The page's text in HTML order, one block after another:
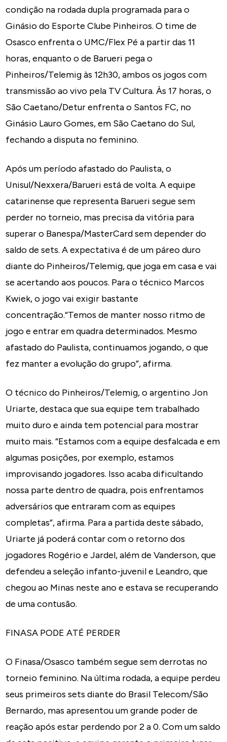
condição na rodada dupla programada para o
Ginásio do Esporte Clube Pinheiros. O time de
Osasco enfrenta o UMC/Flex Pé a partir das 11
horas, enquanto o de Barueri pega o
Pinheiros/Telemig às 12h30, ambos os jogos com
transmissão ao vivo pela TV Cultura. Às 17 horas, o
São Caetano/Detur enfrenta o Santos FC, no
Ginásio Lauro Gomes, em São Caetano do Sul,
fechando a disputa no feminino.
Após um período afastado do Paulista, o
Unisul/Nexxera/Barueri está de volta. A equipe
catarinense que representa Barueri segue sem
perder no torneio, mas precisa da vitória para
superar o Banespa/MasterCard sem depender do
saldo de sets. A expectativa é de um páreo duro
diante do Pinheiros/Telemig, que joga em casa e vai
se acertando aos poucos. Para o técnico Marcos
Kwiek, o jogo vai exigir bastante
concentração.“Temos de manter nosso ritmo de
jogo e entrar em quadra determinados. Mesmo
afastado do Paulista, continuamos jogando, o que
fez manter a evolução do grupo”, afirma.
O técnico do Pinheiros/Telemig, o argentino Jon
Uriarte, destaca que sua equipe tem trabalhado
muito duro e ainda tem potencial para mostrar
muito mais. “Estamos com a equipe desfalcada e em
algumas posições, por exemplo, estamos
improvisando jogadores. Isso acaba dificultando
nossa parte dentro de quadra, pois enfrentamos
adversários que entraram com as equipes
completas”, afirma. Para a partida deste sábado,
Uriarte já poderá contar com o retorno dos
jogadores Rogério e Jardel, além de Vanderson, que
defendeu a seleção infanto-juvenil e Leandro, que
chegou ao Minas neste ano e estava se recuperando
de uma contusão.
FINASA PODE ATÉ PERDER
O Finasa/Osasco também segue sem derrotas no
torneio feminino. Na última rodada, a equipe perdeu
seus primeiros sets diante do Brasil Telecom/São
Bernardo, mas apresentou um grande poder de
reação após estar perdendo por 2 a 0. Com um saldo